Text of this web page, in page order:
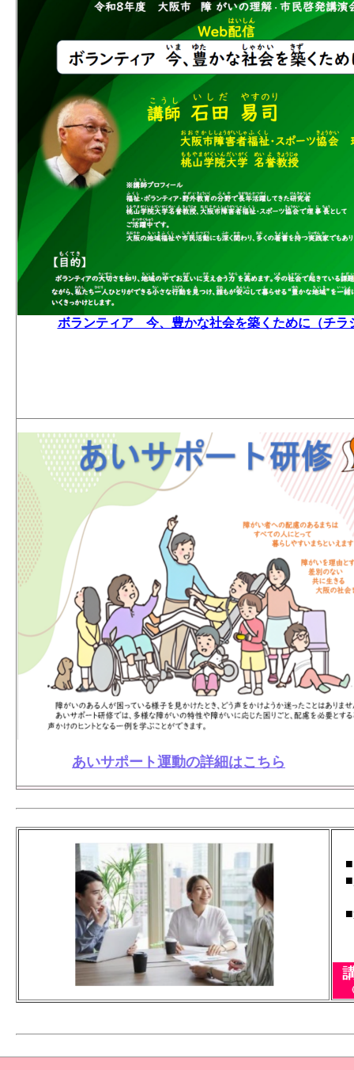
ボランティア 今、豊かな社会を築くために（チラ
あいサポート運動の詳細はこちら
■
■
■